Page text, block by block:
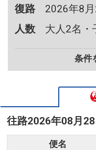
復路
2026年8
人数
大人2名・
条件
往路2026年08月28
便名